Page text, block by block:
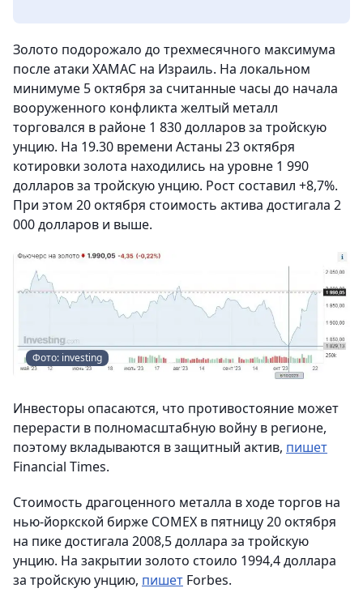
Золото подорожало до трехмесячного максимума
после атаки ХАМАС на Израиль. На локальном
минимуме 5 октября за считанные часы до начала
вооруженного конфликта желтый металл
торговался в районе 1 830 долларов за тройскую
унцию. На 19.30 времени Астаны 23 октября
котировки золота находились на уровне 1 990
долларов за тройскую унцию. Рост составил +8,7%.
При этом 20 октября стоимость актива достигала 2
000 долларов и выше.
Фото: investing
Инвесторы опасаются, что противостояние может
перерасти в полномасштабную войну в регионе,
поэтому вкладываются в защитный актив, пишет
Financial Times.
Стоимость драгоценного металла в ходе торгов на
нью-йоркской бирже COMEX в пятницу 20 октября
на пике достигала 2008,5 доллара за тройскую
унцию. На закрытии золото стоило 1994,4 доллара
за тройскую унцию, пишет Forbes.